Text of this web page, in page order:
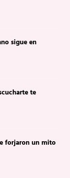
sigue en
te
forjaron un mito